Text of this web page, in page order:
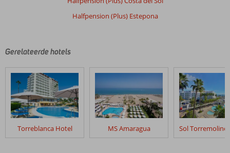
in
Colina
del
Paraiso
Beoordelingen
Halfpension (Plus) Estepona
Gerelateerde hotels
Torreblanca Hotel MS Amaragua